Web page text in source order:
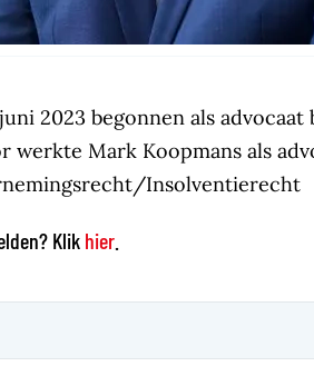
2023 begonnen als advocaat
werkte Mark Koopmans als
Insolventierecht
Klik hier